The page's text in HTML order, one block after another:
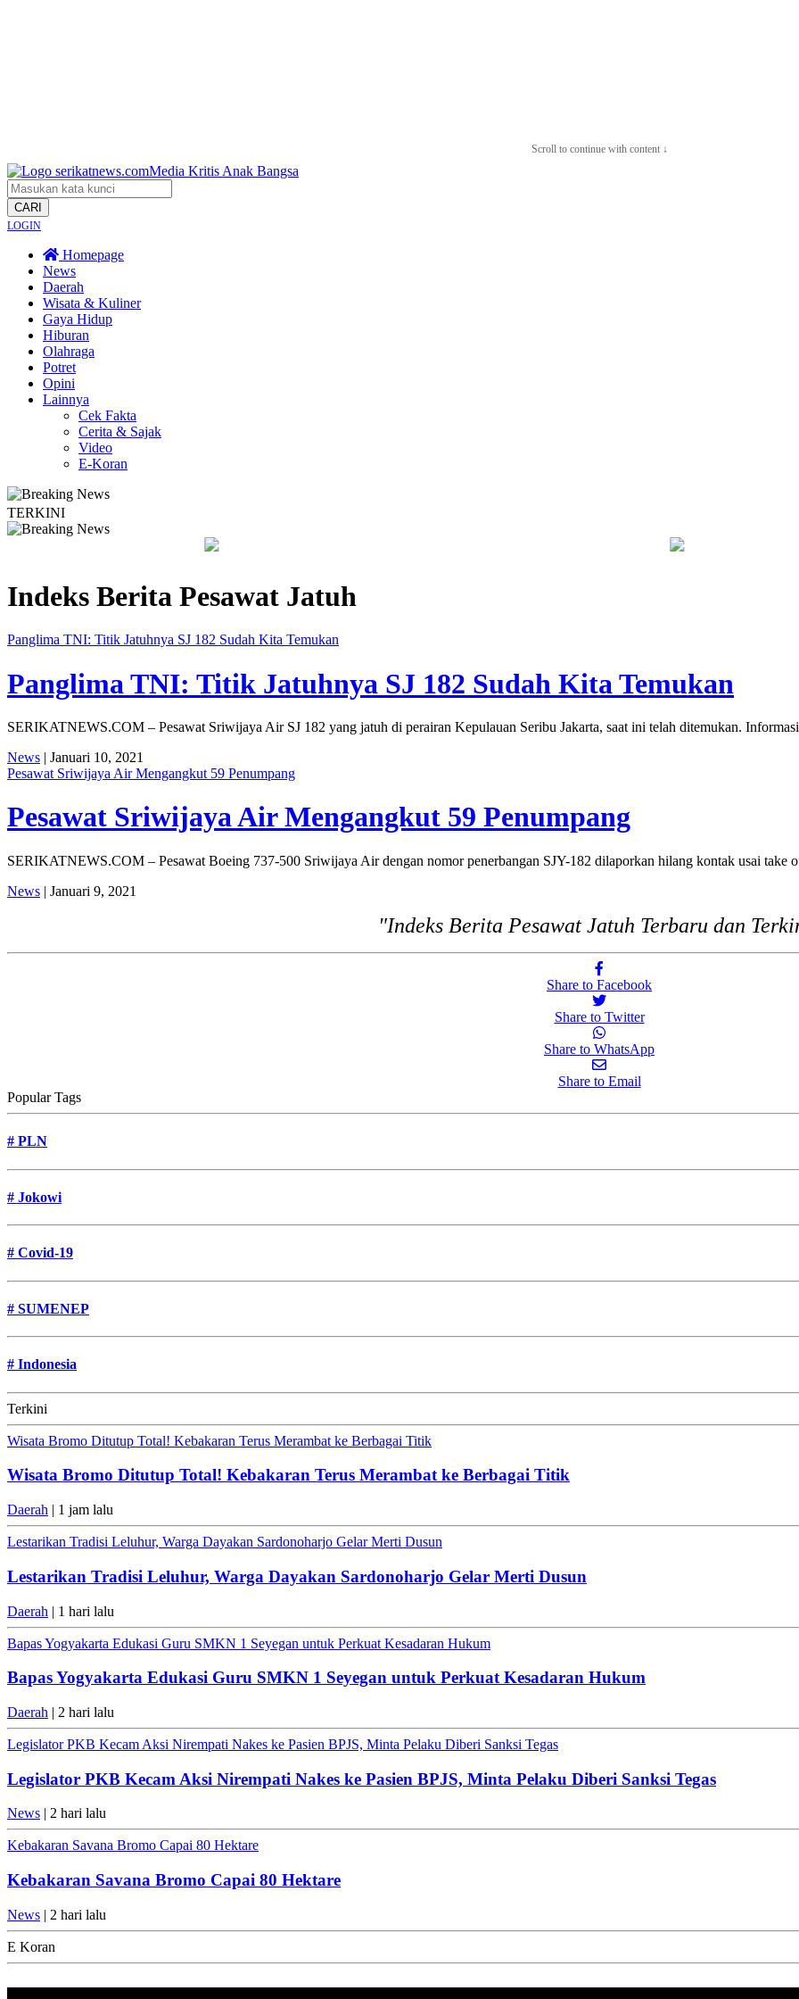
Scroll to continue with content ↓
CARI
LOGIN
Homepage
News
Daerah
Wisata & Kuliner
Gaya Hidup
Hiburan
Olahraga
Potret
Opini
Lainnya
Cek Fakta
Cerita & Sajak
Video
E-Koran
TERKINI
Lestarikan Tradisi Leluhur, Warga Dayakan Sardonoharjo Gelar Merti Dusun Bapas Yogyakarta
Indeks Berita Pesawat Jatuh
Panglima TNI: Titik Jatuhnya SJ 182 Sudah Kita Temukan
Panglima TNI: Titik Jatuhnya SJ 182 Sudah Kita Temukan
SERIKATNEWS.COM – Pesawat Sriwijaya Air SJ 182 yang jatuh di perairan Kepulauan Seribu Jakarta, saat ini telah ditemukan.
News | Januari 10, 2021
Pesawat Sriwijaya Air Mengangkut 59 Penumpang
Pesawat Sriwijaya Air Mengangkut 59 Penumpang
SERIKATNEWS.COM – Pesawat Boeing 737-500 Sriwijaya Air dengan nomor penerbangan SJY-182 dilaporkan hilang kontak usai take
News | Januari 9, 2021
"Indeks Berita Pesawat Jatuh Terbaru dan
Share to Facebook
Share to Twitter
Share to WhatsApp
Share to Email
Popular Tags
# PLN
# Jokowi
# Covid-19
# SUMENEP
# Indonesia
Terkini
Wisata Bromo Ditutup Total! Kebakaran Terus Merambat ke Berbagai Titik
Wisata Bromo Ditutup Total! Kebakaran Terus Merambat ke Berbagai Titik
Daerah | 1 jam lalu
Lestarikan Tradisi Leluhur, Warga Dayakan Sardonoharjo Gelar Merti Dusun
Lestarikan Tradisi Leluhur, Warga Dayakan Sardonoharjo Gelar Merti Dusun
Daerah | 1 hari lalu
Bapas Yogyakarta Edukasi Guru SMKN 1 Seyegan untuk Perkuat Kesadaran Hukum
Bapas Yogyakarta Edukasi Guru SMKN 1 Seyegan untuk Perkuat Kesadaran Hukum
Daerah | 2 hari lalu
Legislator PKB Kecam Aksi Nirempati Nakes ke Pasien BPJS, Minta Pelaku Diberi Sanksi Tegas
Legislator PKB Kecam Aksi Nirempati Nakes ke Pasien BPJS, Minta Pelaku Diberi Sanksi Tegas
News | 2 hari lalu
Kebakaran Savana Bromo Capai 80 Hektare
Kebakaran Savana Bromo Capai 80 Hektare
News | 2 hari lalu
E Koran